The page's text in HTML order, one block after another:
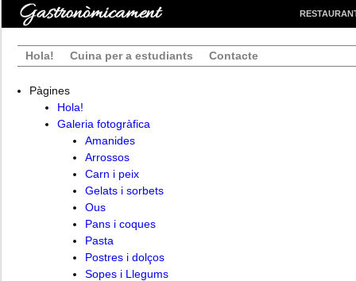
Hola! Cuina per a estudiants Contacte
Pàgines
Hola!
Galeria fotogràfica
Amanides
Arrossos
Carn i peix
Gelats i sorbets
Ous
Pans i coques
Pasta
Postres i dolços
Sopes i Llegums